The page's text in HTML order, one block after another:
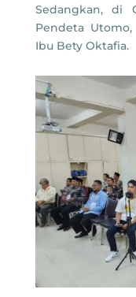
Sedangkan, di
Pendeta
Ibu Bety Oktafia.